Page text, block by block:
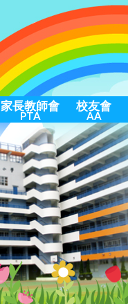
家長教師會
PTA
校友會
AA